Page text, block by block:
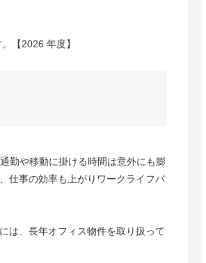
【2026 年度】
勤や移動に掛ける時間は意外にも膨
仕事の効率も上がりワークライフバ
は、長年オフィス物件を取り扱って